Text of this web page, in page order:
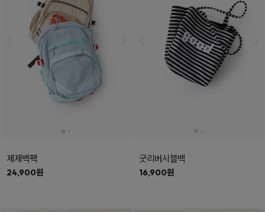
제제백팩
24,900원
굿리버시블백
16,900원